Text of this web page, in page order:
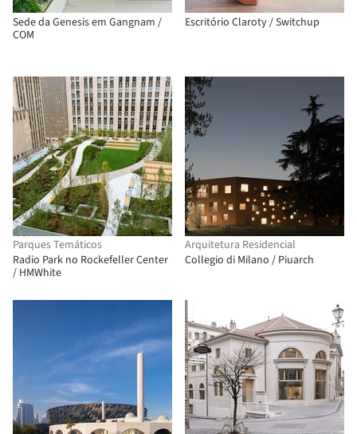
Sede da Genesis em Gangnam /
COM
Escritório Claroty / Switchup
Parques Temáticos
Radio Park no Rockefeller Center
/ HMWhite
Arquitetura Residencial
Collegio di Milano / Piuarch